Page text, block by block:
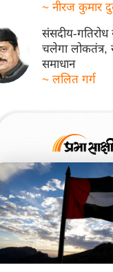
~ नीरज कुमार
संसदीय-गतिरोध
चलेगा लोकतंत्र,
समाधान
~ ललित गर्ग